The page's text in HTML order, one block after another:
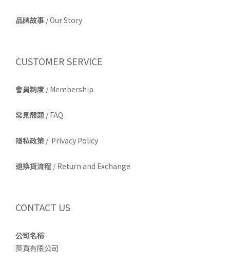
品牌故事 /Our Story
CUSTOMER SERVICE
會員制度 / Membership
常見問題 / FAQ
隱私政策 / Privacy Policy
退換貨流程 / Return and Exchange
CONTACT US
公司名稱
莫買有限公司